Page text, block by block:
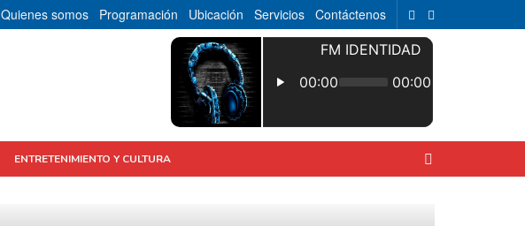
Quienes somos Programación Ubicación Servicios Contáctenos
ENTRETENIMIENTO Y CULTURA